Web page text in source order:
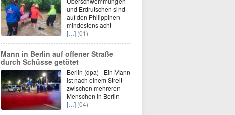
und Erdrutschen sind
auf den Philippinen
mindestens acht
[…] (01)
Mann in Berlin auf offener Straße
durch Schüsse getötet
Berlin (dpa) - Ein Mann
ist nach einem Streit
zwischen mehreren
Menschen in Berlin
[…] (04)